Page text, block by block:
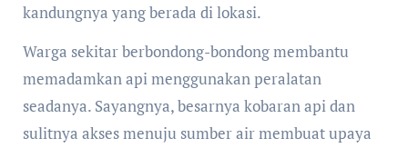
kandungnya yang berada di lokasi.
Warga sekitar berbondong-bondong membantu
memadamkan api menggunakan peralatan
seadanya. Sayangnya, besarnya kobaran api dan
sulitnya akses menuju sumber air membuat upaya